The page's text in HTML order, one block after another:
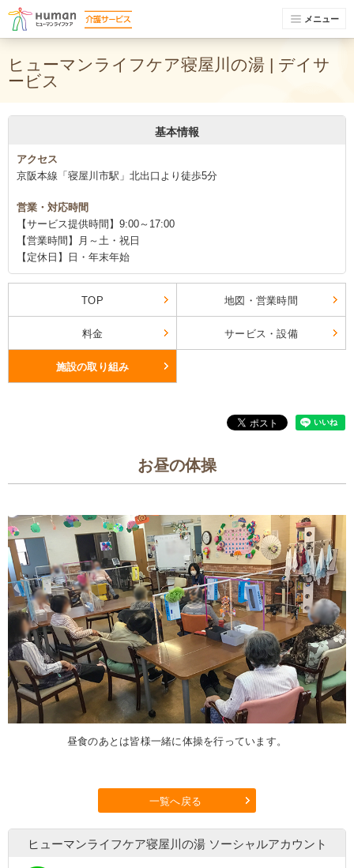
メニュー
ヒューマンライフケア寝屋川の湯 | デイサ
ービス
基本情報
アクセス
京阪本線「寝屋川市駅」北出口より徒歩5分
営業・対応時間
【サービス提供時間】9:00～17:00
【営業時間】月～土・祝日
【定休日】日・年末年始
TOP 地図・営業時間
料金 サービス・設備
施設の取り組み
お昼の体操
昼食のあとは皆様一緒に体操を行っています。
一覧へ戻る
ヒューマンライフケア寝屋川の湯 ソーシャルアカウント